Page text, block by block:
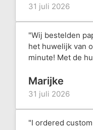
31 juli 2026
"Wij bestelden
het huwelijk van
minute! Met de
Marijke
31 juli 2026
"I ordered